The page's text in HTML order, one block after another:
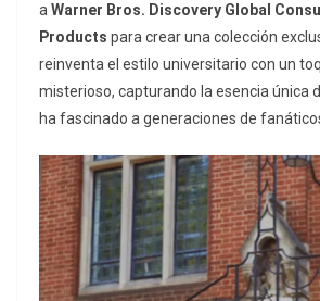
a Warner Bros. Discovery Global
Products para crear una colección
reinventa el estilo universitario con un
misterioso, capturando la esencia única
ha fascinado a generaciones de